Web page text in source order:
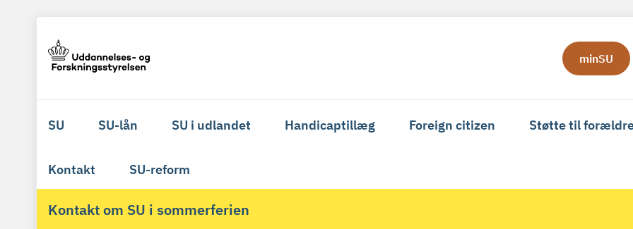
minSU
SU SU-lån SU i udlandet Handicaptillæg Foreign citizen Støtte til
Kontakt SU-reform
Kontakt om SU i sommerferien